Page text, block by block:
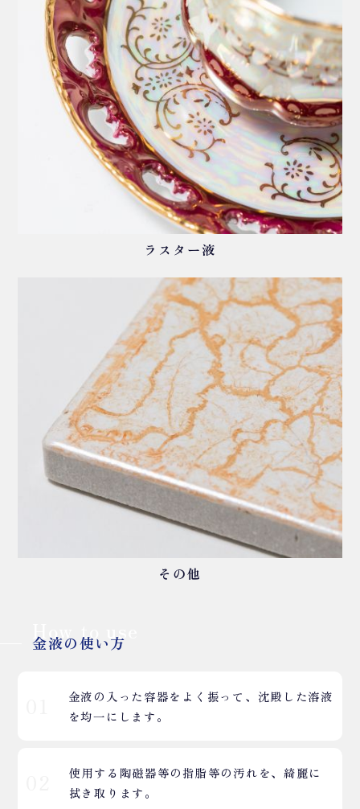
ラスター液
その他
金液の使い方
How to use
金液の入った容器をよく振って、沈殿した溶液
を均一にします。
使用する陶磁器等の指脂等の汚れを、綺麗に
拭き取ります。